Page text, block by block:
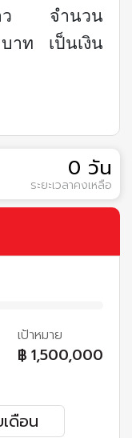
าว จำนวน
ท เป็นเงิน
0 วัน
ระยะเวลาคงเหลือ
เป้าหมาย
฿ 1,500,000
เดือน